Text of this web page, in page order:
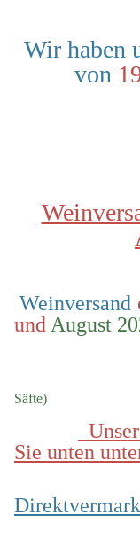
Wir haben
von
Weinversand
und August
Säfte)
Sie unten